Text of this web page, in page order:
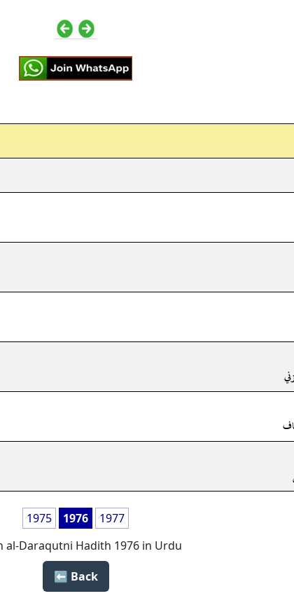
1975 1976
1977
al-Daraqutni Hadith 1976 in Urdu
Back ⬅️